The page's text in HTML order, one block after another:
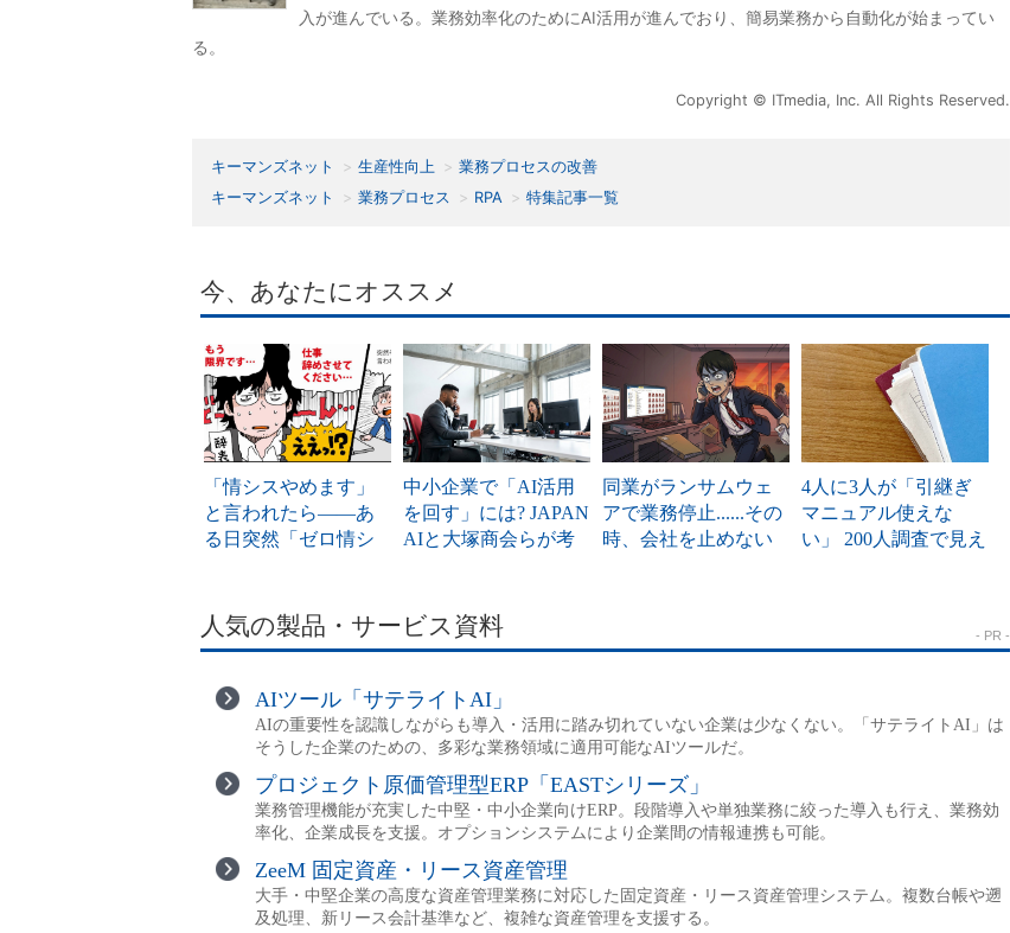
入が進んでいる。業務効率化のためにAI活用が進んでおり、簡易業務から自動化が始まってい
る。
Copyright © ITmedia, Inc. All Rights Reserved.
キーマンズネット 生産性向上
業務プロセスの改善
キーマンズネット
業務プロセス RPA 特集記事一覧